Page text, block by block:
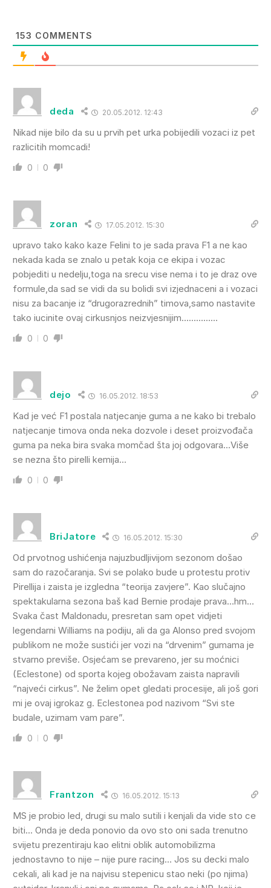
153 COMMENTS
deda 20.05.2012. 12:43
Nikad nije bilo da su u prvih pet urka pobijedili vozaci iz pet
razlicitih momcadi!
0 0
zoran 17.05.2012. 15:30
upravo tako kako kaze Felini to je sada prava F1 a ne kao
nekada kada se znalo u petak koja ce ekipa i vozac
pobjediti u nedelju,toga na srecu vise nema i to je draz ove
formule,da sad se vidi da su bolidi svi izjednaceni a i vozaci
nisu za bacanje iz “drugorazrednih” timova,samo nastavite
tako iucinite ovaj cirkusnjos neizvjesnijim……………
0 0
dejo 16.05.2012. 18:53
Kad je već F1 postala natjecanje guma a ne kako bi trebalo
natjecanje timova onda neka dozvole i deset proizvođača
guma pa neka bira svaka momčad šta joj odgovara…Više
se nezna što pirelli kemija…
0 0
BriJatore 16.05.2012. 15:30
Od prvotnog ushićenja najuzbudljivijom sezonom došao
sam do razočaranja. Svi se polako bude u protestu protiv
Pirellija i zaista je izgledna “teorija zavjere”. Kao slučajno
spektakularna sezona baš kad Bernie prodaje prava…hm…
Svaka čast Maldonadu, presretan sam opet vidjeti
legendarni Williams na podiju, ali da ga Alonso pred svojom
publikom ne može sustići jer vozi na “drvenim” gumama je
stvarno previše. Osjećam se prevareno, jer su moćnici
(Eclestone) od sporta kojeg obožavam zaista napravili
“najveći cirkus”. Ne želim opet gledati procesije, ali još gori
mi je ovaj igrokaz g. Eclestonea pod nazivom “Svi ste
budale, uzimam vam pare”.
0 0
Frantzon 16.05.2012. 15:13
MS je probio led, drugi su malo sutili i kenjali da vide sto ce
biti… Onda je deda ponovio da ovo sto oni sada trenutno
svijetu prezentiraju kao elitni oblik automobilizma
jednostavno to nije – nije pure racing… Jos su decki malo
cekali, ali kad je na najvisu stepenicu stao neki (po njima)